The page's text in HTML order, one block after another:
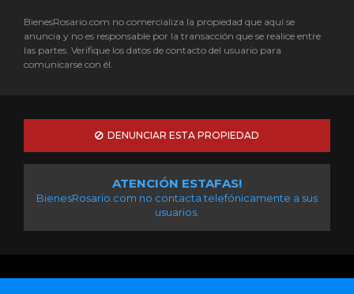
BienesRosario.com no comercializa la propiedad que aquí se
anuncia y no es responsable por la transacción que se realice entre
las partes. Verifique los datos de contacto del usuario para
comunicarse con él.
DENUNCIAR ESTA PROPIEDAD
ATENCIÓN ESTAFAS!
BienesRosario.com no contacta telefónicamente a sus
usuarios.